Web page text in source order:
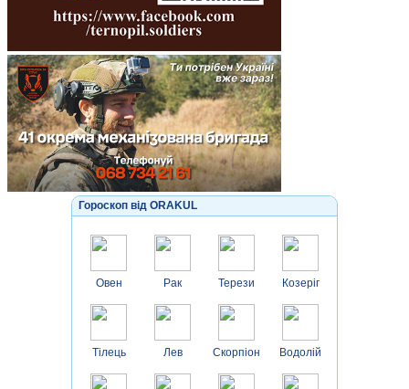
Гороскоп від ORAKUL
Овен
Тілець
Рак
Лев
Терези
Скорпіон
Козеріг
Водолій